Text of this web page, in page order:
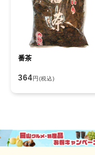
番茶
364 円 (税込)